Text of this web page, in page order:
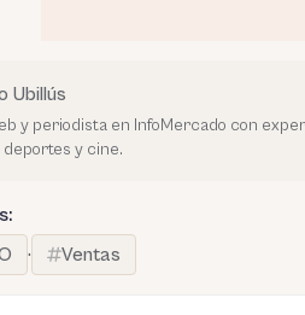
Ubillús
y periodista en InfoMercado con
y cine.
· Ventas